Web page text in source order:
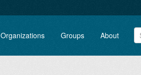
Organizations Groups About